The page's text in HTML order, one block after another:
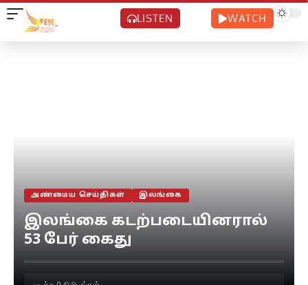
LISTEN WATCH
அண்மைய செய்திகள் இலங்கை
இலங்கை கடற்படையினரால்
53 பேர் கைது